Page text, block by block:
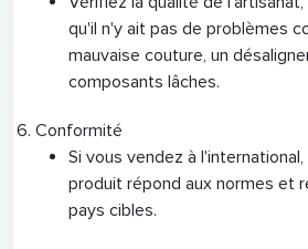
qu'il n'y ait pas de problèmes
mauvaise couture, un
composants lâches.
Conformité
Si vous vendez à
produit répond aux normes et
pays cibles.